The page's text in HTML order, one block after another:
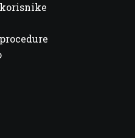
korisnike